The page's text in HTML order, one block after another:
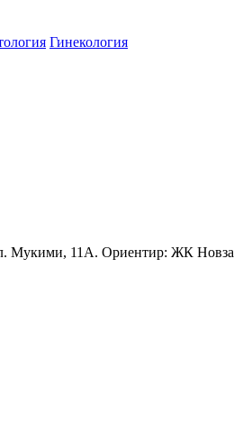
Гинекология
Мукими, 11А. Ориентир: ЖК Новза